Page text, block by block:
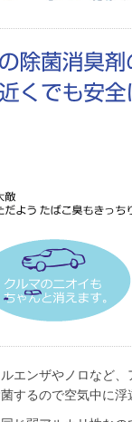
エンザやノロなど
するので空気中に浮